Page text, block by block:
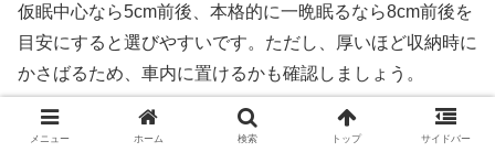
仮眠中心なら5cm前後、本格的に一晩眠るなら8cm前後を
目安にすると選びやすいです。ただし、厚いほど収納時に
かさばるため、車内に置けるかも確認しましょう。
エンジンをかけたまま寝てもいいですか？
メニュー ホーム 検索 トップ サイドバー